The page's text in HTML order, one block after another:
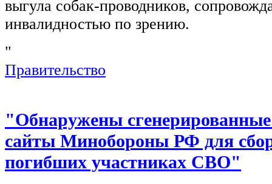
выгула собак-проводников,
инвалидностью по зрению.
"
Правительство
"Обнаружены
сайты Минобороны РФ для
погибших участниках СВО"